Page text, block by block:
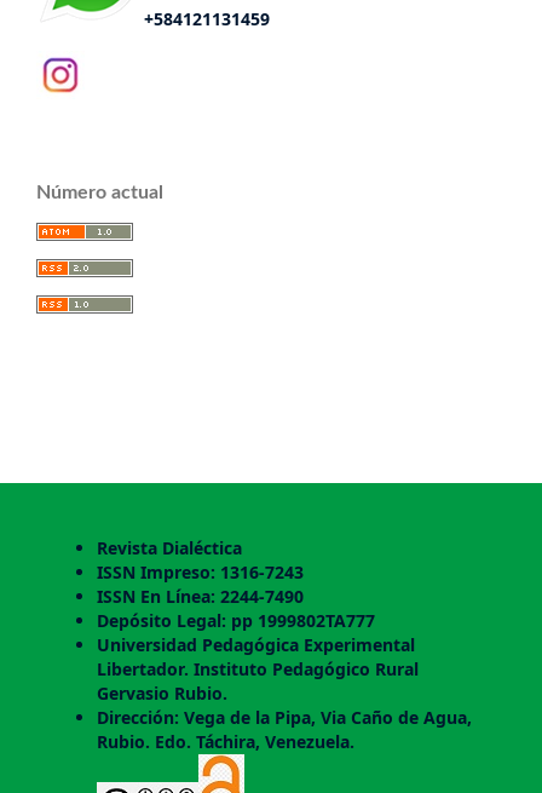
+584121131459
Número actual
Revista Dialéctica
ISSN Impreso: 1316-7243
ISSN En Línea: 2244-7490
Depósito Legal: pp 1999802TA777
Universidad Pedagógica Experimental
Libertador. Instituto Pedagógico Rural
Gervasio Rubio.
Dirección: Vega de la Pipa, Via Caño de Agua,
Rubio. Edo. Táchira, Venezuela.